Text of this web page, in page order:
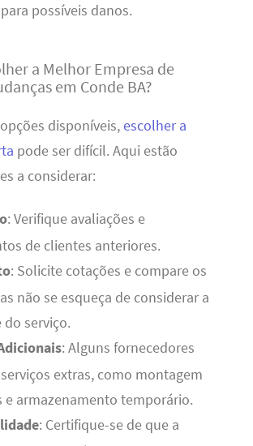
possíveis danos.
a Melhor Empresa de
em Conde BA?
disponíveis,escolher a
pode ser difícil. Aqui estão
a considerar:
: Verifique avaliações e
de clientes anteriores.
: Solicite cotações e compare os
não se esqueça de considerar a
serviço.
: Alguns fornecedores
extras, como montagem
e armazenamento temporário.
: Certifique-se de que a